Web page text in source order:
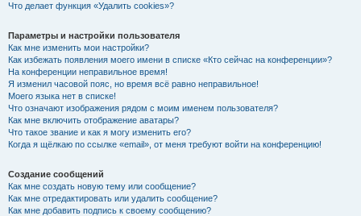
Что делает функция «Удалить cookies»?
Параметры и настройки пользователя
Как мне изменить мои настройки?
Как избежать появления моего имени в списке «Кто сейчас на конференции»?
На конференции неправильное время!
Я изменил часовой пояс, но время всё равно неправильное!
Моего языка нет в списке!
Что означают изображения рядом с моим именем пользователя?
Как мне включить отображение аватары?
Что такое звание и как я могу изменить его?
Когда я щёлкаю по ссылке «email», от меня требуют войти на конференцию!
Создание сообщений
Как мне создать новую тему или сообщение?
Как мне отредактировать или удалить сообщение?
Как мне добавить подпись к своему сообщению?